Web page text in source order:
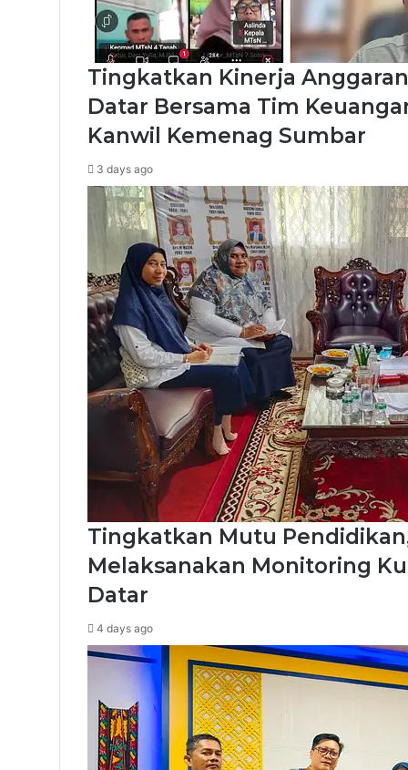
Tingkatkan Kinerja
Datar Bersama Tim
Kanwil Kemenag Sumbar
3 days ago
Tingkatkan Mutu
Melaksanakan Monitoring
Datar
4 days ago